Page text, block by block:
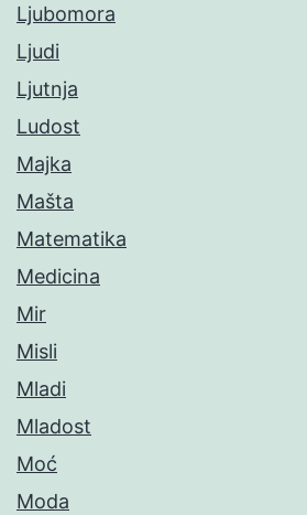
Ljubomora
Ljudi
Ljutnja
Ludost
Majka
Mašta
Matematika
Medicina
Mir
Misli
Mladi
Mladost
Moć
Moda